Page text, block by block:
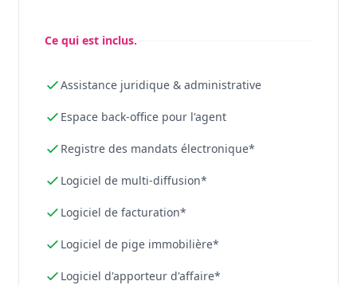
Ce qui est inclus.
Assistance juridique & administrative
Espace back-office pour l'agent
Registre des mandats électronique*
Logiciel de multi-diffusion*
Logiciel de facturation*
Logiciel de pige immobilière*
Logiciel d'apporteur d'affaire*